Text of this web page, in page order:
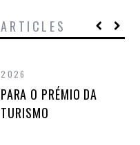
O PRÉMIO DA